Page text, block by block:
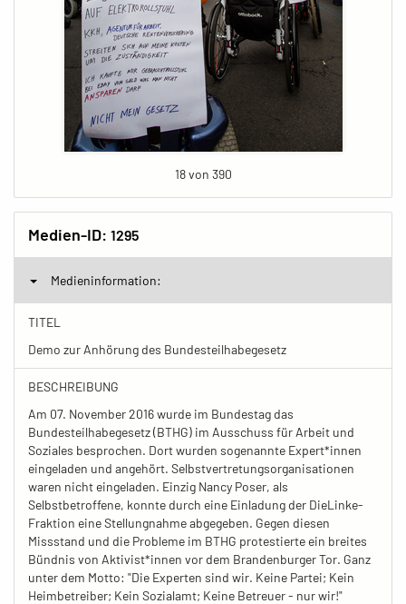
18 von 390
Medien-ID: 1295
Medieninformation:
TITEL
Demo zur Anhörung des Bundesteilhabegesetz
BESCHREIBUNG
Am 07. November 2016 wurde im Bundestag das
Bundesteilhabegesetz (BTHG) im Ausschuss für Arbeit und
Soziales besprochen. Dort wurden sogenannte Expert*innen
eingeladen und angehört. Selbstvertretungsorganisationen
waren nicht eingeladen. Einzig Nancy Poser, als
Selbstbetroffene, konnte durch eine Einladung der DieLinke-
Fraktion eine Stellungnahme abgegeben. Gegen diesen
Missstand und die Probleme im BTHG protestierte ein breites
Bündnis von Aktivist*innen vor dem Brandenburger Tor. Ganz
unter dem Motto: "Die Experten sind wir. Keine Partei; Kein
Heimbetreiber; Kein Sozialamt; Keine Betreuer - nur wir!"